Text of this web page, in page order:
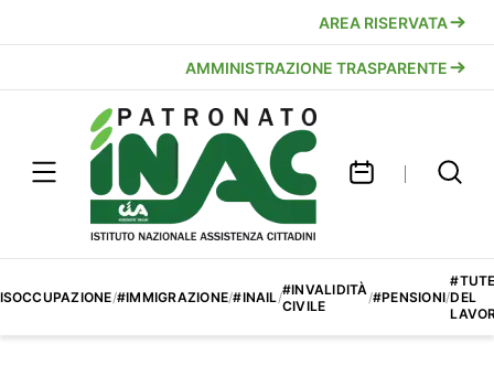
AREA RISERVATA
AMMINISTRAZIONE TRASPARENTE
/#IMMIGRAZIONE/#INAIL/#INVALIDITÀ
CIVILE
/#PENSIONI/DEL